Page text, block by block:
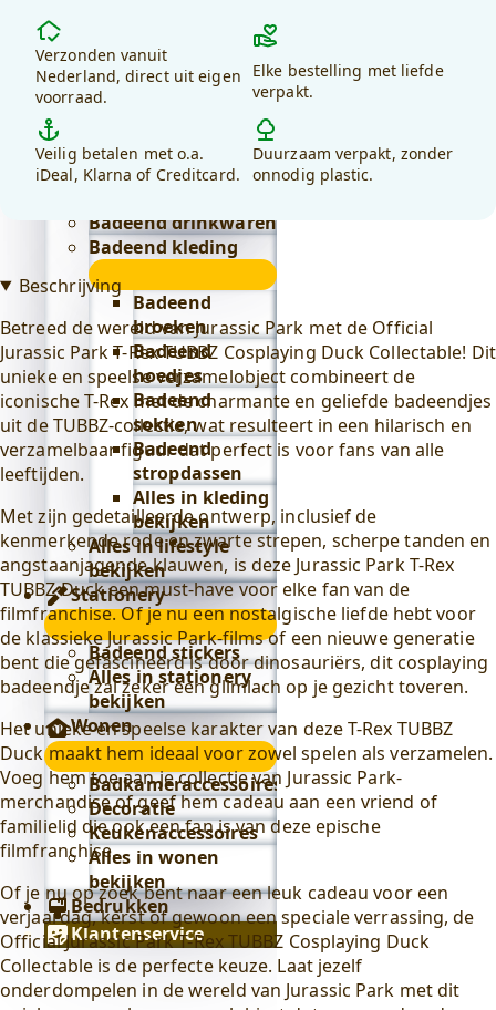
submenu
Badeend badtextiel
submenu
Alles in
badtextiel
Badeend drinkwaren
Badeend kleding
Badeend
broeken
Badeend
hoedjes
Badeend
sokken
Badeend
stropdassen
Alles in kleding
bekijken
Alles in lifestyle
bekijken
Stationery
Stationery
submenu
Badeend stickers
Alles in stationery
bekijken
Wonen
Wonen
submenu
Badkameraccessoires
Decoratie
Keukenaccessoires
Alles in wonen
bekijken
Bedrukken
Klantenservice
Waarom
kiezen
voor
debadeend.nl?
Verzonden vanuit
Nederland, direct uit eigen
voorraad.
Elke bestelling met liefde
verpakt.
Veilig betalen met o.a.
iDeal, Klarna of Creditcard.
Duurzaam verpakt, zonder
onnodig plastic.
Beschrijving
Betreed de wereld van Jurassic Park met de Official
Jurassic Park T-Rex TUBBZ Cosplaying Duck Collectable! Dit
unieke en speelse verzamelobject combineert de
iconische T-Rex met de charmante en geliefde badeendjes
uit de TUBBZ-collectie, wat resulteert in een hilarisch en
verzamelbaar figuur dat perfect is voor fans van alle
leeftijden.
Met zijn gedetailleerde ontwerp, inclusief de
kenmerkende rode en zwarte strepen, scherpe tanden en
angstaanjagende klauwen, is deze Jurassic Park T-Rex
TUBBZ Duck een must-have voor elke fan van de
filmfranchise. Of je nu een nostalgische liefde hebt voor
de klassieke Jurassic Park-films of een nieuwe generatie
bent die gefascineerd is door dinosauriërs, dit cosplaying
badeendje zal zeker een glimlach op je gezicht toveren.
Het unieke en speelse karakter van deze T-Rex TUBBZ
Duck maakt hem ideaal voor zowel spelen als verzamelen.
Voeg hem toe aan je collectie van Jurassic Park-
merchandise of geef hem cadeau aan een vriend of
familielid die ook een fan is van deze epische
filmfranchise.
Of je nu op zoek bent naar een leuk cadeau voor een
verjaardag, kerst of gewoon een speciale verrassing, de
Official Jurassic Park T-Rex TUBBZ Cosplaying Duck
Collectable is de perfecte keuze. Laat jezelf
onderdompelen in de wereld van Jurassic Park met dit